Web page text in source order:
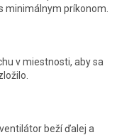
minimálnym príkonom.
v miestnosti, aby sa
beží ďalej a